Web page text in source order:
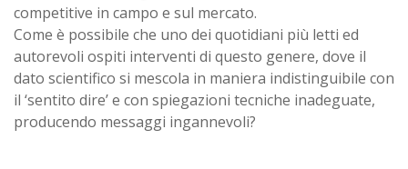
competitive in campo e sul mercato.
Come è possibile che uno dei quotidiani più letti ed
autorevoli ospiti interventi di questo genere, dove il
dato scientifico si mescola in maniera indistinguibile con
il ‘sentito dire’ e con spiegazioni tecniche inadeguate,
producendo messaggi ingannevoli?